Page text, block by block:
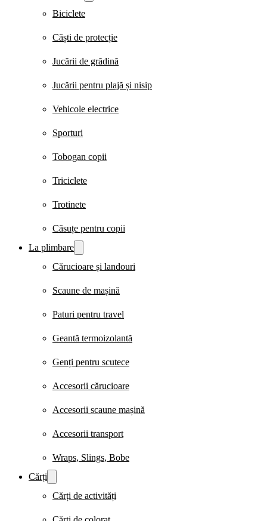
Biciclete
Căști de protecție
Jucării de grădină
Jucării pentru plajă și nisip
Vehicole electrice
Sporturi
Tobogan copii
Triciclete
Trotinete
Căsuțe pentru copii
La plimbare
Cărucioare și landouri
Scaune de mașină
Paturi pentru travel
Geantă termoizolantă
Genți pentru scutece
Accesorii cărucioare
Accesorii scaune mașină
Accesorii transport
Wraps, Slings, Bobe
Cărți
Cărți de activități